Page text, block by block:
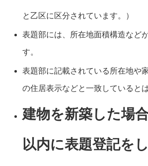
と乙区に区分されています。）
表題部には、所在地面積構造など
す。
表題部に記載されている所在地や
の住居表示などと一致していると
建物を新築した場
以内に表題登記を